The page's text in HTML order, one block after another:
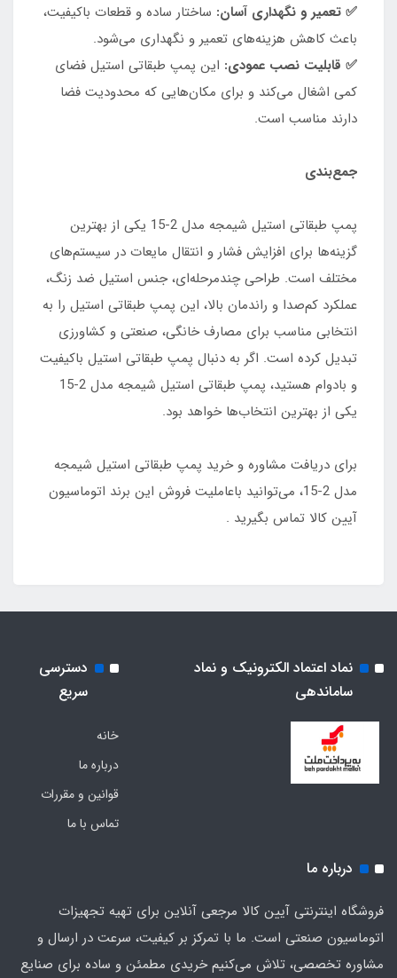
✅ تعمیر و نگهداری آسان: ساختار ساده و قطعات باکیفیت،
باعث کاهش هزینه‌های تعمیر و نگهداری می‌شود.
✅ قابلیت نصب عمودی: این پمپ طبقاتی استیل فضای
کمی اشغال می‌کند و برای مکان‌هایی که محدودیت فضا
دارند مناسب است.
جمع‌بندی
پمپ طبقاتی استیل شیمجه مدل 2-15 یکی از بهترین
گزینه‌ها برای افزایش فشار و انتقال مایعات در سیستم‌های
مختلف است. طراحی چندمرحله‌ای، جنس استیل ضد زنگ،
عملکرد کم‌صدا و راندمان بالا، این پمپ طبقاتی استیل را به
انتخابی مناسب برای مصارف خانگی، صنعتی و کشاورزی
تبدیل کرده است. اگر به دنبال پمپ طبقاتی استیل باکیفیت
و بادوام هستید، پمپ طبقاتی استیل شیمجه مدل 2-15
یکی از بهترین انتخاب‌ها خواهد بود.
برای دریافت مشاوره و خرید پمپ طبقاتی استیل شیمجه
مدل 2-15، می‌توانید باعاملیت فروش این برند اتوماسیون
آیین کالا تماس بگیرید .
نماد اعتماد الکترونیک و نماد
ساماندهی
دسترسی
سریع
خانه
درباره ما
قوانین و مقررات
تماس با ما
درباره ما
فروشگاه اینترنتی آیین کالا مرجعی آنلاین برای تهیه تجهیزات
اتوماسیون صنعتی است. ما با تمرکز بر کیفیت، سرعت در ارسال و
مشاوره تخصصی، تلاش می‌کنیم خریدی مطمئن و ساده برای صنایع